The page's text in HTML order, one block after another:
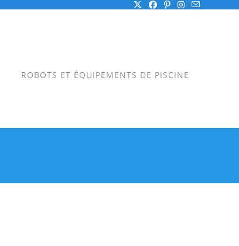
ROBOTS ET ÉQUIPEMENTS DE PISCINE